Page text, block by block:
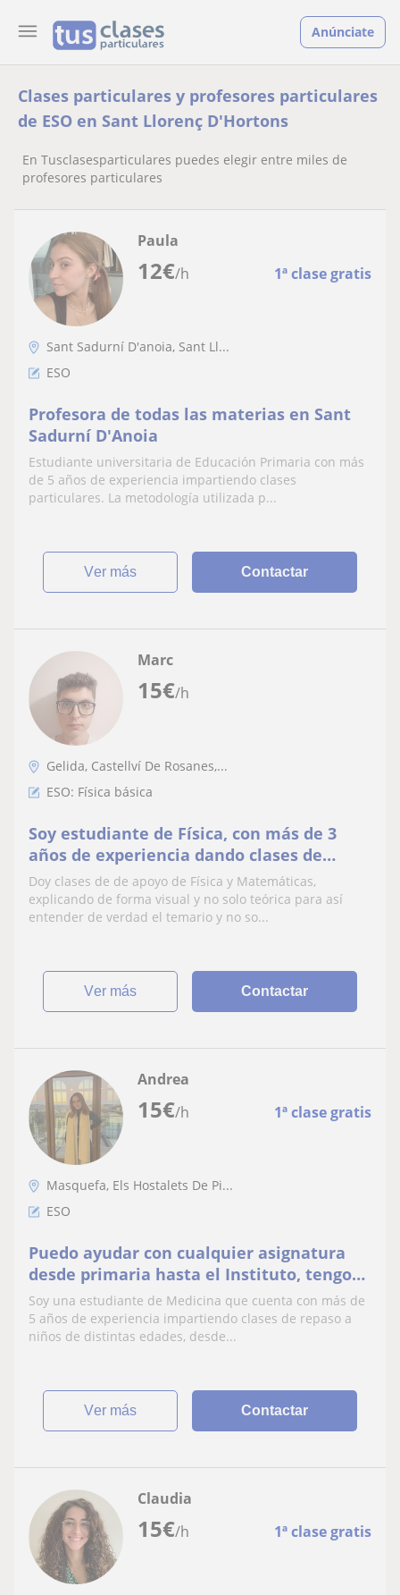
Anúnciate
Clases particulares y profesores particulares
de ESO en Sant Llorenç D'Hortons
En Tusclasesparticulares puedes elegir entre miles de
profesores particulares
12€/h 1ª clase gratis
Paula
Sant Sadurní D'anoia, Sant Ll...
ESO
Profesora de todas las materias en Sant
Sadurní D'Anoia
Estudiante universitaria de Educación Primaria con más
de 5 años de experiencia impartiendo clases
particulares. La metodología utilizada p...
ver más Contactar
15€/h
Marc
Gelida, Castellví De Rosanes,...
ESO: Física básica
Soy estudiante de Física, con más de 3
años de experiencia dando clases de
Matemáticas y Física, nivel Eso a
Bachillerato.
Doy clases de de apoyo de Física y Matemáticas,
explicando de forma visual y no solo teórica para así
entender de verdad el temario y no so...
ver más Contactar
15€/h 1ª clase gratis
Andrea
Masquefa, Els Hostalets De Pi...
ESO
Puedo ayudar con cualquier asignatura
desde primaria hasta el Instituto, tengo
años de experiencia.
Soy una estudiante de Medicina que cuenta con más de
5 años de experiencia impartiendo clases de repaso a
niños de distintas edades, desde...
ver más Contactar
15€/h 1ª clase gratis
Claudia